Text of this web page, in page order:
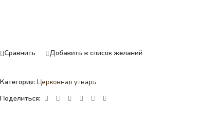
Сравнить Добавить в список желаний
Категория: Церковная утварь
Поделиться: